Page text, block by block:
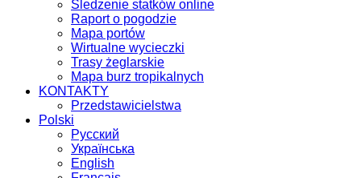
Śledzenie statków online
Raport o pogodzie
Mapa portów
Wirtualne wycieczki
Trasy żeglarskie
Mapa burz tropikalnych
KONTAKTY
Przedstawicielstwa
Polski
Русский
Українська
English